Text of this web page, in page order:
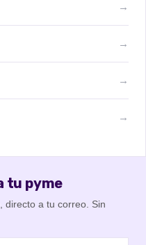
→
→
→
→
tu pyme
directo a tu correo. Sin